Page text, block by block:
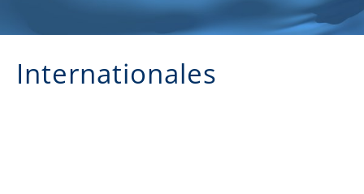
Internationales